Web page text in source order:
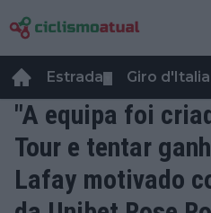
Estrada Giro
"A equipa foi
Tour e tentar
Lafay motivado